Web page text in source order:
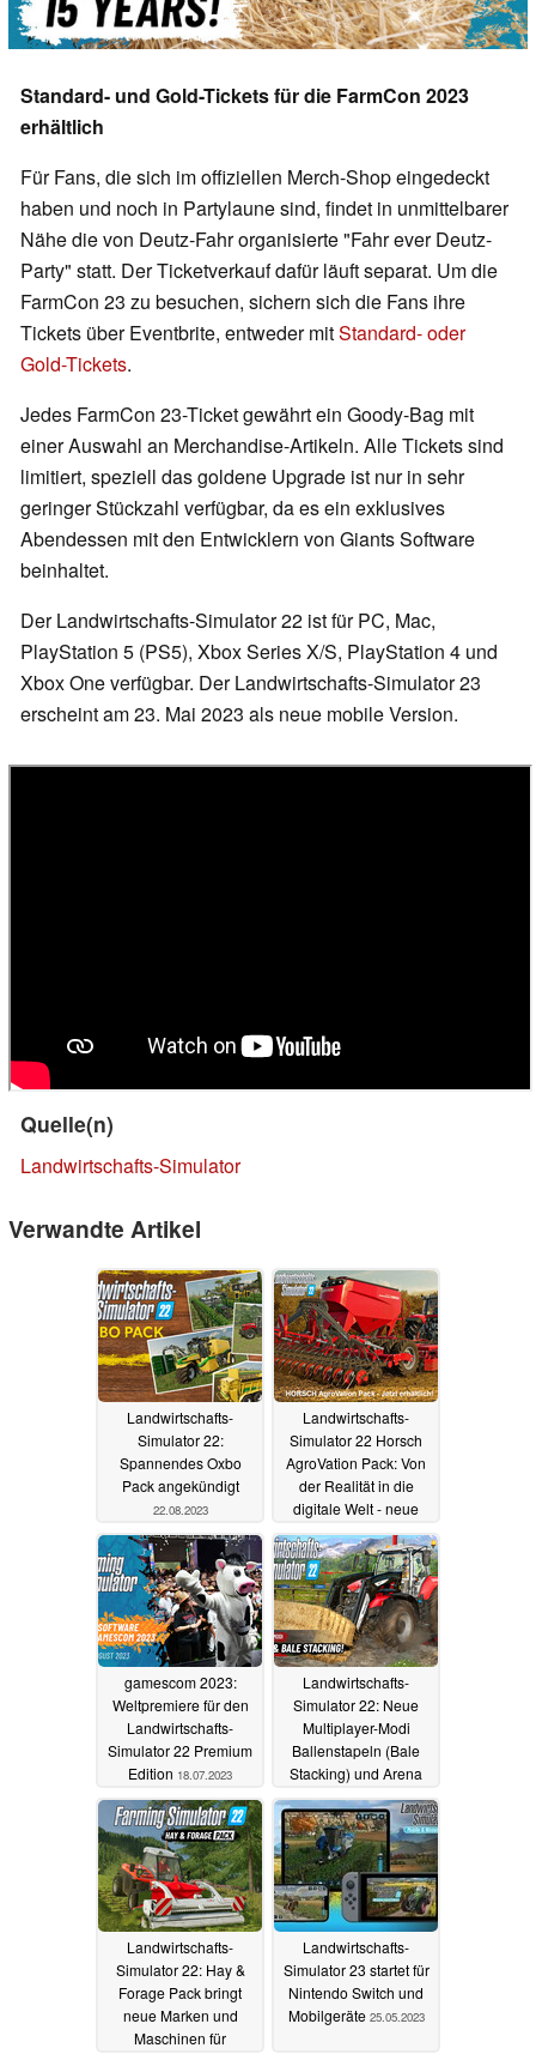
Standard- und Gold-Tickets für die FarmCon 2023
erhältlich
Für Fans, die sich im offiziellen Merch-Shop eingedeckt
haben und noch in Partylaune sind, findet in unmittelbarer
Nähe die von Deutz-Fahr organisierte "Fahr ever Deutz-
Party" statt. Der Ticketverkauf dafür läuft separat. Um die
FarmCon 23 zu besuchen, sichern sich die Fans ihre
Tickets über Eventbrite, entweder mitStandard- oder
Gold-Tickets.
Jedes FarmCon 23-Ticket gewährt ein Goody-Bag mit
einer Auswahl an Merchandise-Artikeln. Alle Tickets sind
limitiert, speziell das goldene Upgrade ist nur in sehr
geringer Stückzahl verfügbar, da es ein exklusives
Abendessen mit den Entwicklern von Giants Software
beinhaltet.
Der Landwirtschafts-Simulator 22 ist für PC, Mac,
PlayStation 5 (PS5), Xbox Series X/S, PlayStation 4 und
Xbox One verfügbar. Der Landwirtschafts-Simulator 23
erscheint am 23. Mai 2023 als neue mobile Version.
Quelle(n)
Landwirtschafts-Simulator
Verwandte Artikel
Landwirtschafts-
Simulator 22:
Spannendes Oxbo
Pack angekündigt
22.08.2023
Landwirtschafts-
Simulator 22 Horsch
AgroVation Pack: Von
der Realität in die
digitale Welt - neue
Maschinen und Karte
26.07.2023
gamescom 2023:
Weltpremiere für den
Landwirtschafts-
Simulator 22 Premium
Edition 18.07.2023
Landwirtschafts-
Simulator 22: Neue
Multiplayer-Modi
Ballenstapeln (Bale
Stacking) und Arena
12.06.2023
Landwirtschafts-
Simulator 22: Hay &
Forage Pack bringt
neue Marken und
Maschinen für
Landwirtschafts-
Simulator 23 startet für
Nintendo Switch und
Mobilgeräte 25.05.2023